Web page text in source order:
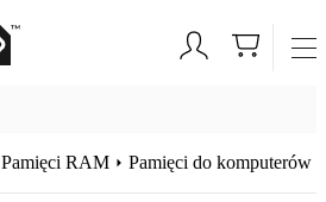
Pamięci RAM Pamięci do komputerów